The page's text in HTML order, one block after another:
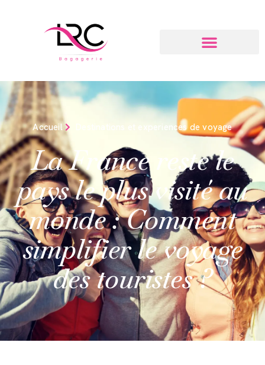
Accueil Destinations et experiences de voyage
La France reste le
pays le plus visité au
monde : Comment
simplifier le voyage
des touristes ?